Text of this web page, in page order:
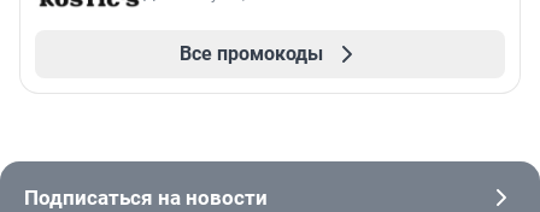
Все промокоды
Подписаться на новости